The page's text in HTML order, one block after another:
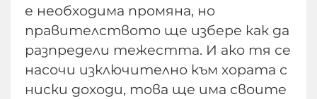
е необходима промяна, но
правителството ще избере как да
разпредели тежестта. И ако тя се
насочи изключително към хората с
ниски доходи, това ще има своите